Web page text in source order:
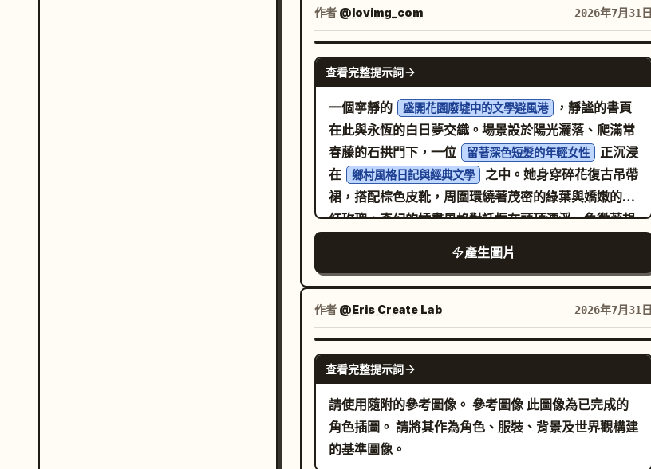
火焰在樹木間劃出弧線。 Panel 8 說明："8. (14–15s)
Happy Ending"，副標題為 "The dragon laughs
with joy as a tiny rainbow flame dances above
its nose. Everyone celebrates!" 影像：歡樂的特
寫，小龍張嘴大笑，眼睛閃閃發光，一小簇彩虹火焰在
鼻尖上舞動，背景中慶祝的森林動物呈現模糊狀。 視覺
風格：電影級 3D 動畫，可愛的 Pixar 風格角色魅力，
細緻的鱗片與柔軟的皮膚紋理，溫暖的橘金色光影，魔
法彩虹光暈，體積光，散景，富有表現力的面部表情，
高製作水準，適合家庭觀賞的基調。 文字限制：所有說
明文字請保持英文原樣。在每個黑色說明條上使用置中
的乾淨白色無襯線字體。保持易讀性。請勿添加額外的
畫面、標誌、浮水印、UI 元素或不相關的文字。
作者 @lovimg_com 2026年7月31日
NANO BANANA PRO
查看完整提示詞
一個寧靜的 盛開花園廢墟中的文學避風港
，靜謐的書頁
在此與永恆的白日夢交織。場景設於陽光灑落、爬滿常
春藤的石拱門下，一位
留著深色短髮的年輕女性
正沉浸
在
鄉村風格日記與經典文學
之中。她身穿碎花復古吊帶
裙，搭配棕色皮靴，周圍環繞著茂密的綠葉與嬌嫩的粉
紅玫瑰。奇幻的插畫風格對話框在頭頂漂浮，象徵著想
像力與故事敘述。黃金時刻的陽光穿過古樹，為鵝卵石
小徑灑下一層溫暖而夢幻的光輝。
產生圖片
作者 @Eris Create Lab 2026年7月31日
GPT IMAGE 2
查看完整提示詞
請使用隨附的參考圖像。 參考圖像 此圖像為已完成的
角色插圖。 請將其作為角色、服裝、背景及世界觀構建
的基準圖像。